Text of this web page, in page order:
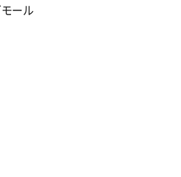
ール